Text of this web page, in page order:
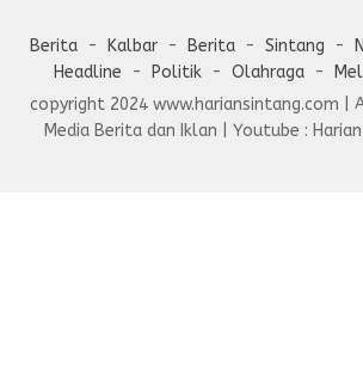
Berita Kalbar Berita Sintang
Headline
Politik Olahraga
copyright 2024 www.hariansintang.com |
Media Berita dan Iklan | Youtube :